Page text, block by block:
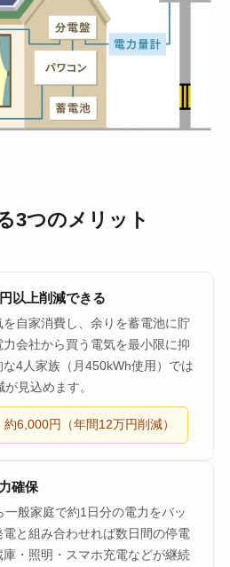
3つのメリット
以上削減できる
自家消費し、余りを蓄電池に貯
会社から買う電気を最小限に抑
4人家族（月450kWh使用）では
見込めます。
6,000円（年間12万円削減）
確保
一般家庭で約1日分の電力をバッ
と組み合わせれば数日間の停電
・照明・スマホ充電などが継続